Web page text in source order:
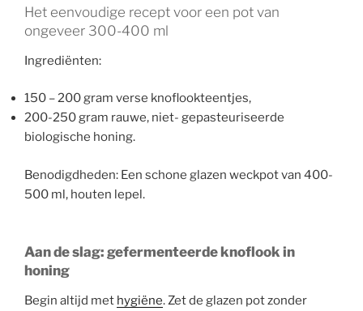
Het eenvoudige recept voor een pot van
ongeveer 300-400 ml
Ingrediënten:
150 – 200 gram verse knoflookteentjes,
200-250 gram rauwe, niet- gepasteuriseerde
biologische honing.
Benodigdheden: Een schone glazen weckpot van 400-
500 ml, houten lepel.
Aan de slag: gefermenteerde knoflook in
honing
Begin altijd met hygiëne. Zet de glazen pot zonder